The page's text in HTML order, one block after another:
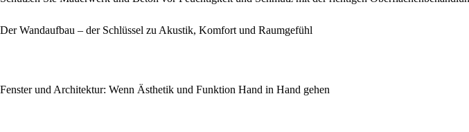
Der Wandaufbau – der Schlüssel zu Akustik, Komfort und Raumgefühl
Fenster und Architektur: Wenn Ästhetik und Funktion Hand in Hand gehen